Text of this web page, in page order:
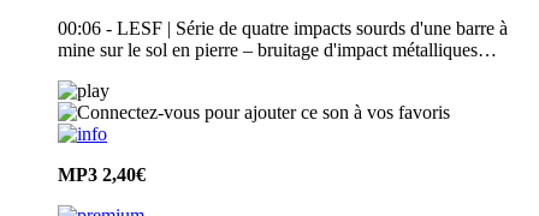
00:06 - LESF | Série de quatre impacts sourds d'une barre à
mine sur le sol en pierre – bruitage d'impact métalliques…
MP3 2,40€